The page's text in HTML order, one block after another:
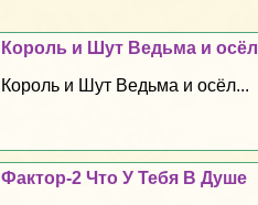
Король и Шут Ведьма и осёл
Король и Шут Ведьма и осёл...
Фактор-2 Что У Тебя В Душе